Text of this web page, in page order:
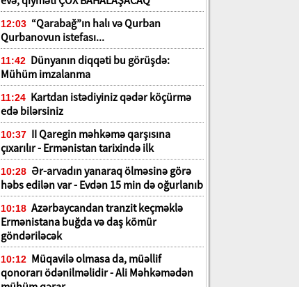
12:03 “Qarabağ”ın halı və Qurban
Qurbanovun istefası...
11:42 Dünyanın diqqəti bu görüşdə:
Mühüm imzalanma
11:24 Kartdan istədiyiniz qədər köçürmə
edə bilərsiniz
10:37 II Qaregin məhkəmə qarşısına
çıxarılır - Ermənistan tarixində ilk
10:28 Ər-arvadın yanaraq ölməsinə görə
həbs edilən var - Evdən 15 min də oğurlanıb
10:18 Azərbaycandan tranzit keçməklə
Ermənistana buğda və daş kömür
göndəriləcək
10:12 Müqavilə olmasa da, müəllif
qonorarı ödənilməlidir - Ali Məhkəmədən